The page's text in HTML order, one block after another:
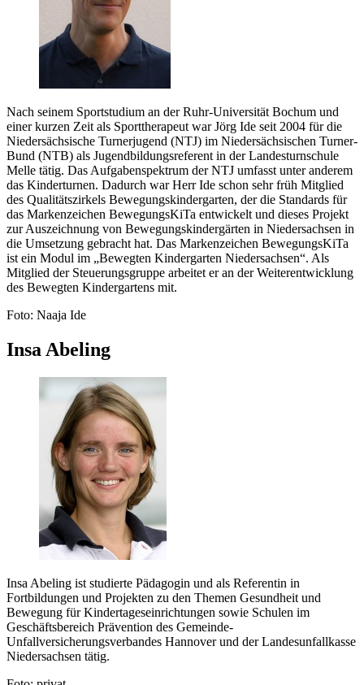
Nach seinem Sportstudium an der Ruhr-Universität Bochum und
einer kurzen Zeit als Sporttherapeut war Jörg Ide seit 2004 für die
Niedersächsische Turnerjugend (NTJ) im Niedersächsischen Turner-
Bund (NTB) als Jugendbildungsreferent in der Landesturnschule
Melle tätig. Das Aufgabenspektrum der NTJ umfasst unter anderem
das Kinderturnen. Dadurch war Herr Ide schon sehr früh Mitglied
des Qualitätszirkels Bewegungskindergarten, der die Standards für
das Markenzeichen BewegungsKiTa entwickelt und dieses Projekt
zur Auszeichnung von Bewegungskindergärten in Niedersachsen in
die Umsetzung gebracht hat. Das Markenzeichen BewegungsKiTa
ist ein Modul im „Bewegten Kindergarten Niedersachsen“. Als
Mitglied der Steuerungsgruppe arbeitet er an der Weiterentwicklung
des Bewegten Kindergartens mit.
Foto: Naaja Ide
Insa Abeling
Insa Abeling ist studierte Pädagogin und als Referentin in
Fortbildungen und Projekten zu den Themen Gesundheit und
Bewegung für Kindertageseinrichtungen sowie Schulen im
Geschäftsbereich Prävention des Gemeinde-
Unfallversicherungsverbandes Hannover und der Landesunfallkasse
Niedersachsen tätig.